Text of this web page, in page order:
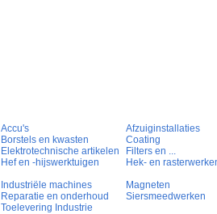
Accu's
Afzuiginstallaties
Borstels en kwasten
Coating
Elektrotechnische artikelen
Filters en ...
Hef en -hijswerktuigen
Hek- en
Industriële machines
Magneten
Reparatie en onderhoud
Siersmeedwerken
Toelevering Industrie